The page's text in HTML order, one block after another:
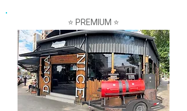
⭐ PREMIUM ⭐